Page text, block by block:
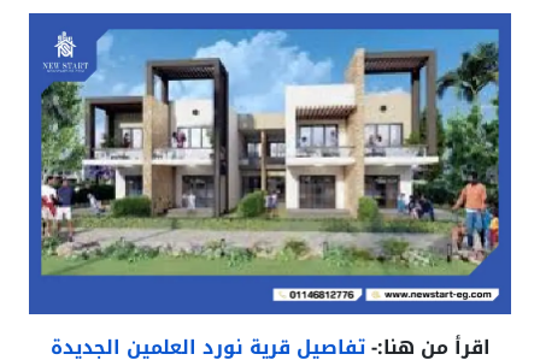
اقرأ من هنا:-تفاصيل قرية نورد العلمين الجديدة